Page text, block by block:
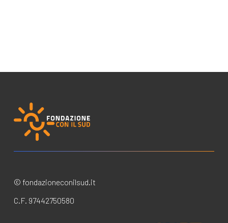
© fondazioneconilsud.it
C.F. 97442750580